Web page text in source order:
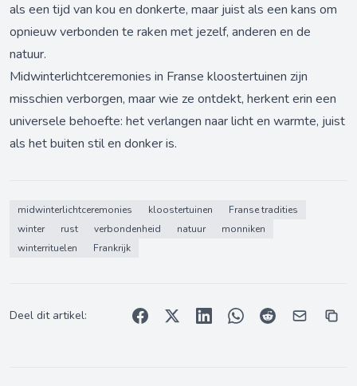
als een tijd van kou en donkerte, maar juist als een kans om
opnieuw verbonden te raken met jezelf, anderen en de
natuur.
Midwinterlichtceremonies in Franse kloostertuinen zijn
misschien verborgen, maar wie ze ontdekt, herkent erin een
universele behoefte: het verlangen naar licht en warmte, juist
als het buiten stil en donker is.
midwinterlichtceremonies kloostertuinen
Franse tradities
winter
rust verbondenheid natuur
monniken
winterrituelen
Frankrijk
Deel dit artikel: